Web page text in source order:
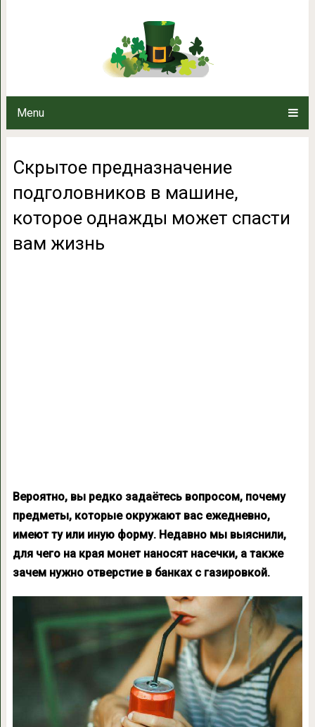
Menu
Скрытое предназначение
однажды может
Скрытое предназначение
подголовников в машине,
которое однажды может спасти
вам жизнь
Вероятно, вы редко задаётесь вопросом, почему
предметы, которые окружают вас ежедневно,
имеют ту или иную форму. Недавно мы выяснили,
для чего на края монет наносят насечки, а также
зачем нужно отверстие в банках с газировкой.